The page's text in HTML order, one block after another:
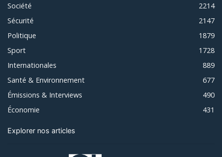
Société
2214
Sécurité
2147
Politique
1879
Sport
1728
Internationales
889
Santé & Environnement
677
Émissions & Interviews
490
Économie
431
Explorer nos articles